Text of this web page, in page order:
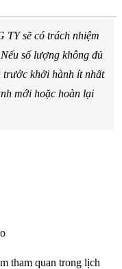
TY sẽ có trách nhiệm
số lượng không đủ
trước khởi hành ít nhất
mới hoặc hoàn lại
tham quan trong lịch